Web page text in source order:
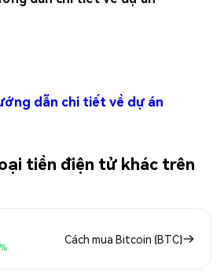
dẫn chi tiết về dự án
tiền điện tử khác trên
Cách mua Bitcoin (BTC)